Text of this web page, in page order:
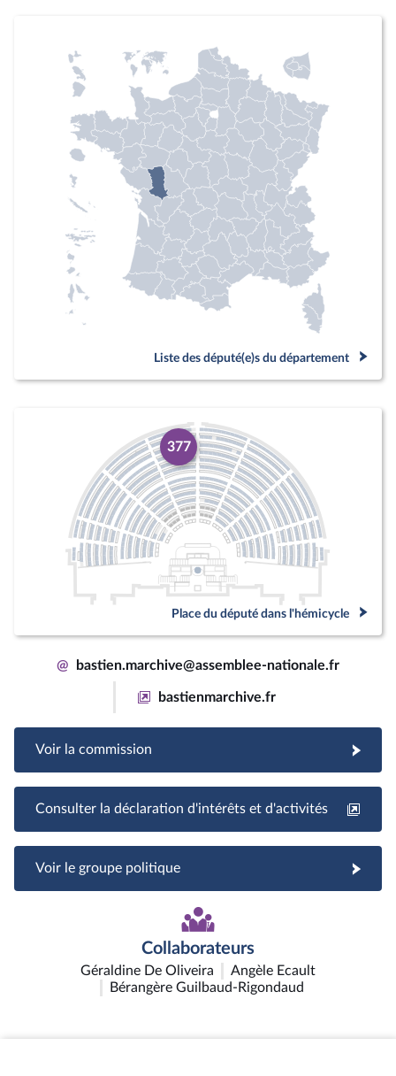
Liste des député(e)s du département
377
Place du député dans l'hémicycle
@ bastien.marchive@assemblee-nationale.fr
bastienmarchive.fr
Voir la commission
Consulter la déclaration d'intérêts et d'activités
Voir le groupe politique
Collaborateurs
Géraldine De Oliveira
Angèle Ecault
Bérangère Guilbaud-Rigondaud